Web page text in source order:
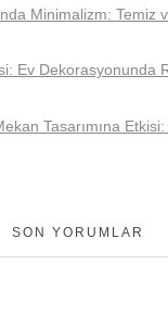
Minimalizm: Temiz
Ev Dekorasyonunda
Tasarımına
SON YORUMLAR